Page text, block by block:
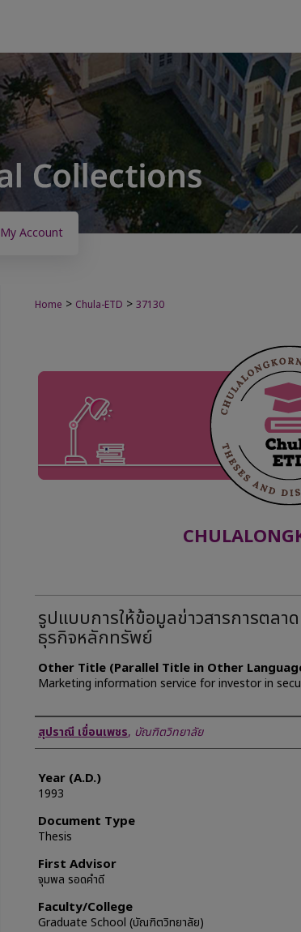
My Account
Home > Chula-ETD > 37130
รูปแบบการให้ข้อมูลข่าวสารการตล
ธุรกิจหลักทรัพย์
Other Title (Parallel Title in Other
Marketing information service for investor in
Author
สุปราณี เขื่อนเพชร, บัณฑิตวิทยาลัย
Year (A.D.)
1993
Document Type
Thesis
First Advisor
จุมพล รอดคำดี
Faculty/College
Graduate School (บัณฑิตวิทยาลัย)